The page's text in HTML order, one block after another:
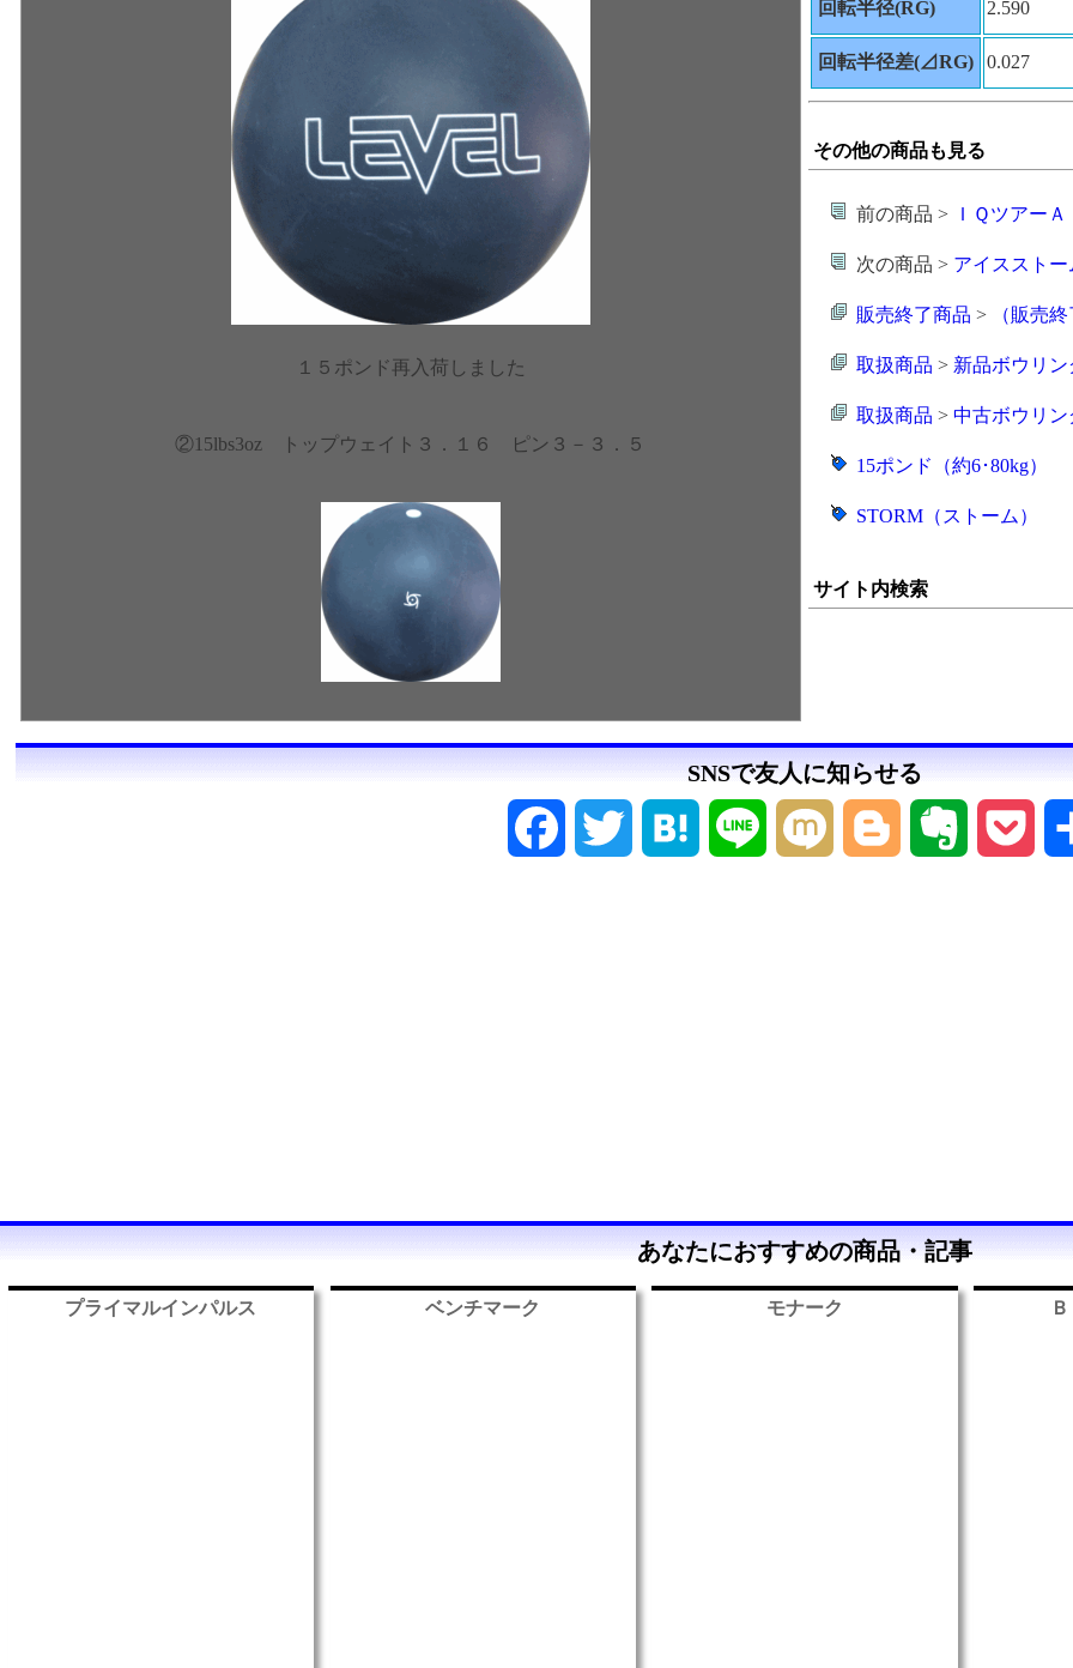
１５ポンド再入荷しました
②15lbs3oz トップウェイト３．１６ ピン３－３．５
回転半径(RG) 2.590
回転半径差(⊿RG) 0.027
その他の商品も見る
前の商品 > ＩＱツアーＡ
次の商品 > アイスストー
販売終了商品 > （販売
取扱商品 > 新品ボウリ
取扱商品 >中古ボウリ
15ポンド（約6･80kg）
STORM（ストーム）
サイト内検索
SNSで友人に知らせる
Facebook Twitter Hatena Line Mixi Blogger Evernote
あなたにおすすめの商品・記事
プライマルインパルス ベンチマーク モナーク